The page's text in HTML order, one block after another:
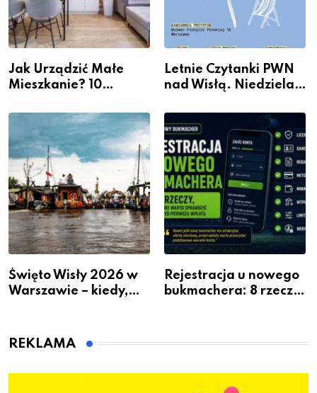
Jak Urządzić Małe
Mieszkanie? 10
Przestrzeni Bez
Kosztownego Remontu
Letnie Czytanki PWN
nad Wisłą. Niedziela z
dla siebie
Święto Wisły 2026 w
Warszawie – kiedy,
Rejestracja u nowego
bukmachera: 8 rzeczy,
REKLAMA